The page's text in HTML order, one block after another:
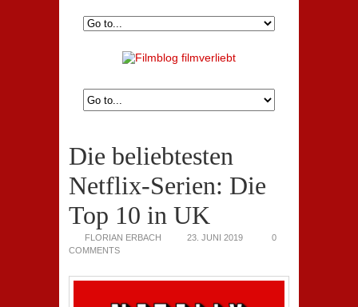
Die beliebtesten
Netflix-Serien: Die
Top 10 in UK
FLORIAN ERBACH 23. JUNI 2019
0
COMMENTS